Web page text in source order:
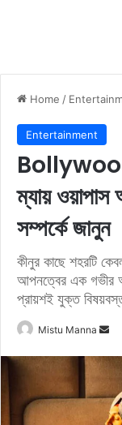
Home /
Entertainment
Bollywood
ম্যায় ওয়াপাস
সম্পর্কে জানুন
কীনুর কাছে শহরটি
আপনত্বের এক গভীর
প্রায়শই যুক্ত
Mistu Manna
a